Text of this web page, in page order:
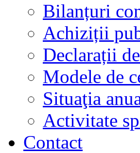
Bilanțuri
Achiziții
Declarații
Modele de
Situaţia
Activitate
Contact